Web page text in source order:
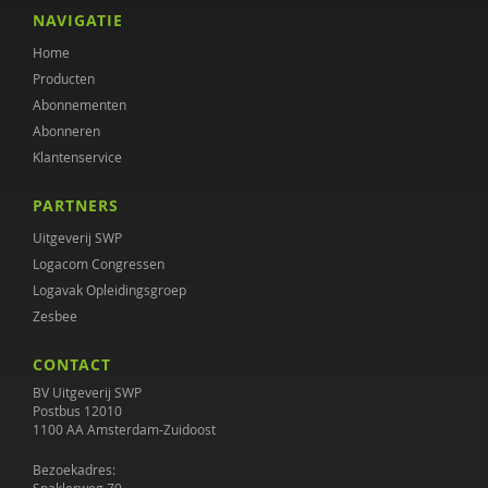
Lenneke Docter
Stasja Draisma
Jos Dröes
Merijn Eikelenboom
Janine Groeneveld
Maaike Habra
Jet Heering
Michiel van Hees
Cindy Heezius
NAVIGATIE
Home
Producten
Abonnementen
Abonneren
Klantenservice
PARTNERS
Uitgeverij SWP
Logacom Congressen
Logavak Opleidingsgroep
Zesbee
CONTACT
BV Uitgeverij SWP
Postbus 12010
1100 AA Amsterdam-Zuidoost
Bezoekadres: